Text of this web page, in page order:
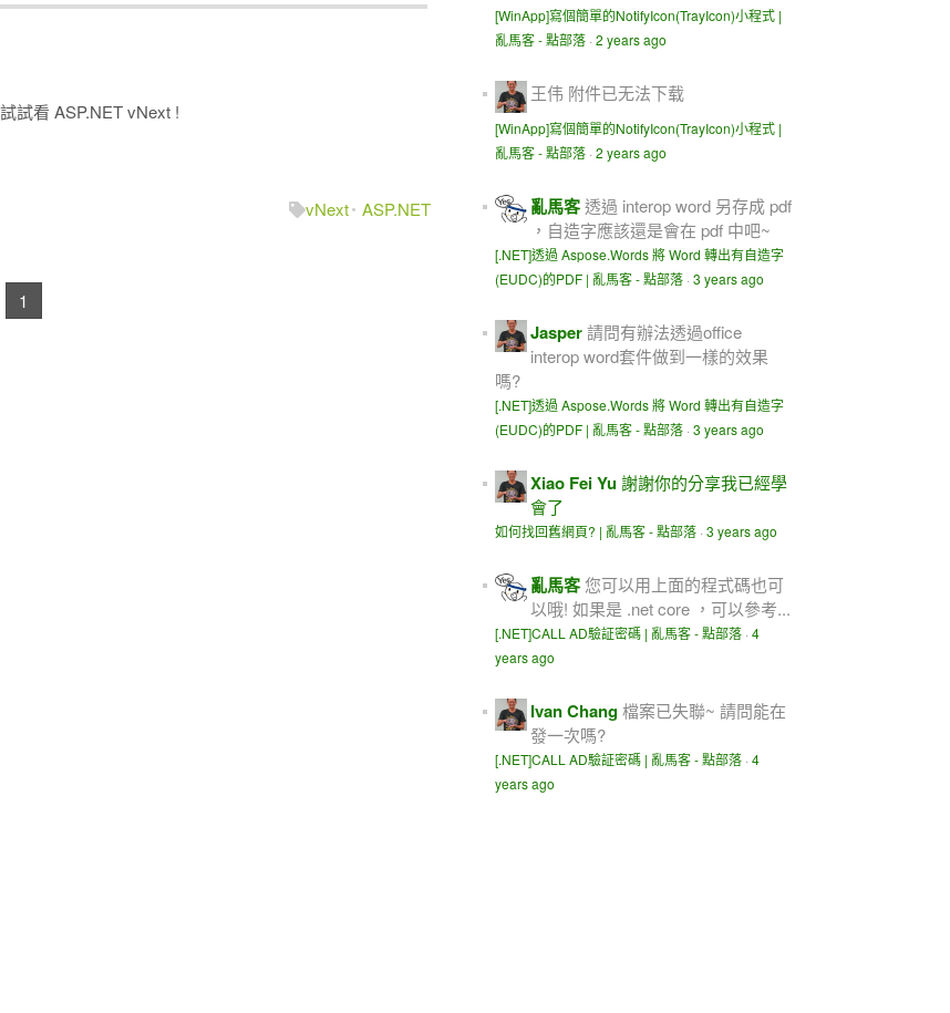
試看 ASP.NET vNext !
vNext ASP.NET
1
[WinApp]寫個簡單的NotifyIcon(TrayIcon)小程式 |
亂馬客 - 點部落 · 2 years ago
王伟 附件已无法下载
[WinApp]寫個簡單的NotifyIcon(TrayIcon)小程式 |
亂馬客 - 點部落 · 2 years ago
亂馬客透過 interop word 另存成 pdf
，自造字應該還是會在 pdf 中吧~
[.NET]透過 Aspose.Words 將 Word 轉出有自造字
(EUDC)的PDF | 亂馬客 - 點部落 · 3 years ago
Jasper請問有辦法透過office
interop word套件做到一樣的效果
嗎?
[.NET]透過 Aspose.Words 將 Word 轉出有自造字
(EUDC)的PDF | 亂馬客 - 點部落 · 3 years ago
Xiao Fei Yu謝謝你的分享我已經學
會了
如何找回舊網頁? | 亂馬客 - 點部落 · 3 years ago
亂馬客 您可以用上面的程式碼也可
以哦! 如果是 .net core ，可以參考...
[.NET]CALL AD驗証密碼 | 亂馬客 - 點部落 · 4
years ago
Ivan Chang檔案已失聯~ 請問能在
發一次嗎?
[.NET]CALL AD驗証密碼 | 亂馬客 - 點部落 · 4
years ago